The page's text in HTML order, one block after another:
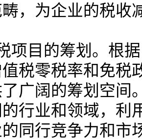
，为企业的税收
项目的筹划。根
税零税率和免税
广阔的筹划空间
行业和领域，利
同行竞争力和市